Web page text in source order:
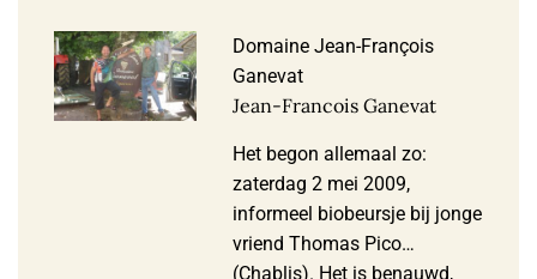
suikertoevoeging) alcohol
opgepompte blockbuster
voor de Amerikaanse …
Domaine Jean-François
Ganevat
Jean-Francois Ganevat
Het begon allemaal zo:
zaterdag 2 mei 2009,
informeel biobeursje bij jonge
vriend Thomas Pico
(Chablis). Het is benauwd,